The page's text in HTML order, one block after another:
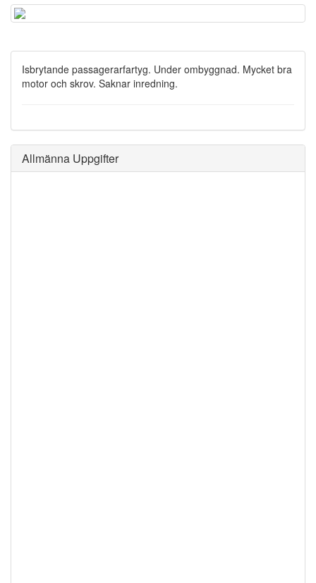
Isbrytande passagerarfartyg. Under ombyggnad. Mycket bra
motor och skrov. Saknar inredning.
Allmänna Uppgifter